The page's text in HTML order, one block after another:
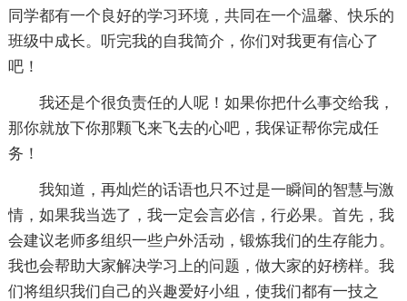
同学都有一个良好的学习环境，共同在一个温馨、快乐的
班级中成长。听完我的自我简介，你们对我更有信心了
吧！
我还是个很负责任的人呢！如果你把什么事交给我，
那你就放下你那颗飞来飞去的心吧，我保证帮你完成任
务！
我知道，再灿烂的话语也只不过是一瞬间的智慧与激
情，如果我当选了，我一定会言必信，行必果。首先，我
会建议老师多组织一些户外活动，锻炼我们的生存能力。
我也会帮助大家解决学习上的问题，做大家的好榜样。我
们将组织我们自己的兴趣爱好小组，使我们都有一技之